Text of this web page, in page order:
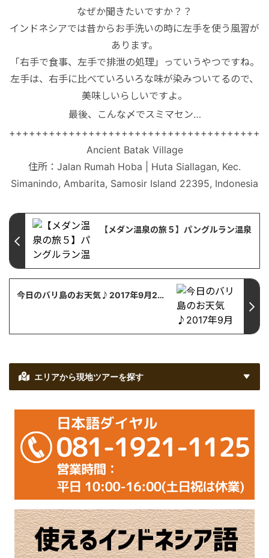
なぜか聞きたいですか？？
インドネシアでは昔からお手洗いの時に左手を使う風習が
あります。
「右手で食事、左手で排泄の処理」っていうやつですね。
左手は、右手に比べていろいろな味が染みついてるので、
美味しいらしいですよ。
最後、こんな〆でスミマセン…
Ancient Batak Village
住所： Jalan Rumah Hoba
Huta Siallagan, Kec.
Simanindo, Ambarita, Samosir Island 22395, Indonesia
【メダン温泉の旅５】パングルラン温泉
今日のバリ島のお天気♪2017年9月20日
エリアから現地ツアーを探す